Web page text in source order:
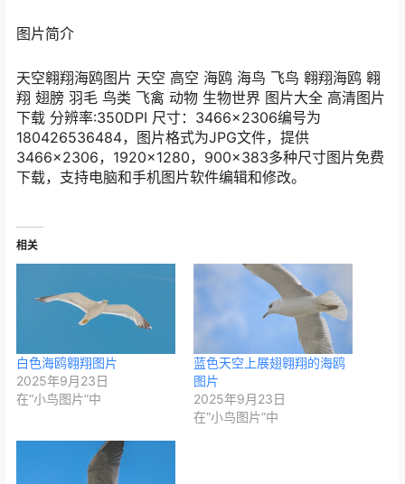
图片简介
天空翱翔海鸥图片 天空 高空 海鸥 海鸟 飞鸟 翱翔海鸥 翱
翔 翅膀 羽毛 鸟类 飞禽 动物 生物世界 图片大全 高清图片
下载 分辨率:350DPI 尺寸：3466×2306编号为
180426536484，图片格式为JPG文件，提供
3466×2306，1920×1280，900×383多种尺寸图片免费
下载，支持电脑和手机图片软件编辑和修改。
相关
白色海鸥翱翔图片
2025年9月23日
在“小鸟图片”中
蓝色天空上展翅翱翔的海鸥
图片
2025年9月23日
在“小鸟图片”中